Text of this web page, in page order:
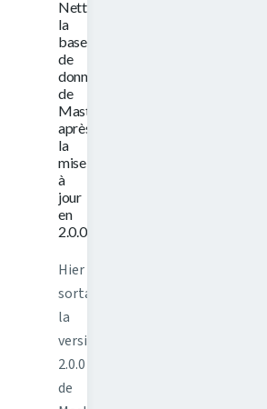
Nettoyer
la
base
de
données
de
Mastodon
après
la
mise
à
jour
en
2.0.0
Hier
sortait
la
version
2.0.0
de